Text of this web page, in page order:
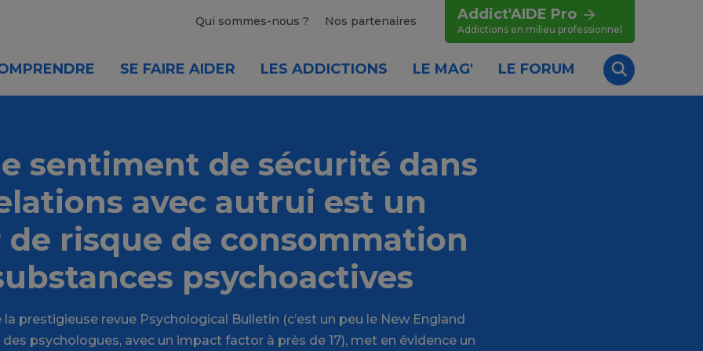
Qui sommes-nous ? Nos partenaires Addict'AIDE Pro
Addictions en milieu professionnel
SE FAIRE AIDER LES ADDICTIONS LE MAG' LE FORUM
Recherche
sentiment de sécurité dans
avec autrui est un
risque de consommation
psychoactives
la prestigieuse revue Psychological Bulletin (c’est un peu le New England
psychologues, avec un impact factor à près de 17), met en évidence un